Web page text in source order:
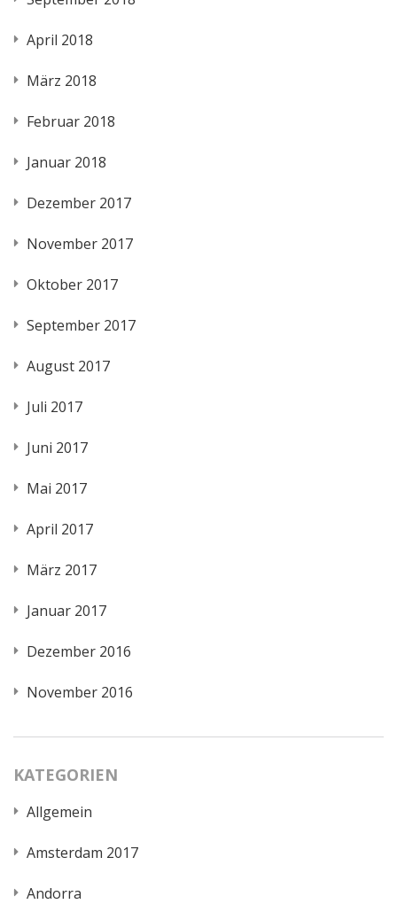
April 2018
März 2018
Februar 2018
Januar 2018
Dezember 2017
November 2017
Oktober 2017
September 2017
August 2017
Juli 2017
Juni 2017
Mai 2017
April 2017
März 2017
Januar 2017
Dezember 2016
November 2016
KATEGORIEN
Allgemein
Amsterdam 2017
Andorra